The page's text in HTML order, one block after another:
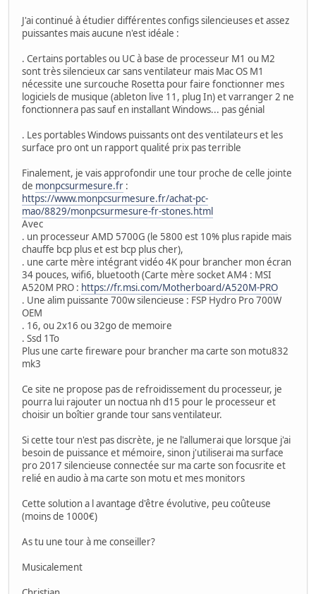
J'ai continué à étudier différentes configs silencieuses et assez
puissantes mais aucune n'est idéale :
. Certains portables ou UC à base de processeur M1 ou M2
sont très silencieux car sans ventilateur mais Mac OS M1
nécessite une surcouche Rosetta pour faire fonctionner mes
logiciels de musique (ableton live 11, plug In) et varranger 2 ne
fonctionnera pas sauf en installant Windows... pas génial
. Les portables Windows puissants ont des ventilateurs et les
surface pro ont un rapport qualité prix pas terrible
Finalement, je vais approfondir une tour proche de celle jointe
de monpcsurmesure.fr :
https://www.monpcsurmesure.fr/achat-pc-
mao/8829/monpcsurmesure-fr-stones.html
Avec
. un processeur AMD 5700G (le 5800 est 10% plus rapide mais
chauffe bcp plus et est bcp plus cher),
. une carte mère intégrant vidéo 4K pour brancher mon écran
34 pouces, wifi6, bluetooth (Carte mère socket AM4 : MSI
A520M PRO : https://fr.msi.com/Motherboard/A520M-PRO
. Une alim puissante 700w silencieuse : FSP Hydro Pro 700W
OEM
. 16, ou 2x16 ou 32go de memoire
. Ssd 1To
Plus une carte fireware pour brancher ma carte son motu832
mk3
Ce site ne propose pas de refroidissement du processeur, je
pourra lui rajouter un noctua nh d15 pour le processeur et
choisir un boîtier grande tour sans ventilateur.
Si cette tour n'est pas discrète, je ne l'allumerai que lorsque j'ai
besoin de puissance et mémoire, sinon j'utiliserai ma surface
pro 2017 silencieuse connectée sur ma carte son focusrite et
relié en audio à ma carte son motu et mes monitors
Cette solution a l avantage d'être évolutive, peu coûteuse
(moins de 1000€)
As tu une tour à me conseiller?
Musicalement